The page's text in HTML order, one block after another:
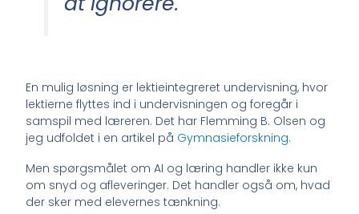
En mulig løsning er lektieintegreret undervisning, hvor
lektierne flyttes ind i undervisningen og foregår i
samspil med læreren. Det har Flemming B. Olsen og
jeg udfoldet i en artikel på Gymnasieforskning.
Men spørgsmålet om AI og læring handler ikke kun
om snyd og afleveringer. Det handler også om, hvad
der sker med elevernes tænkning.